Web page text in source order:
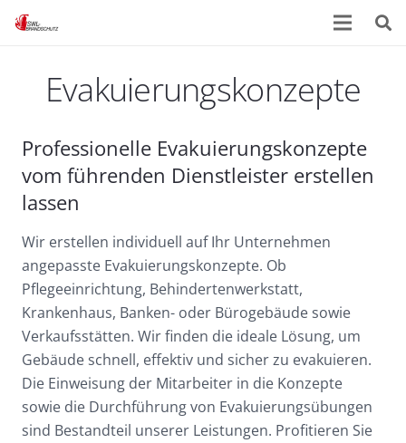
Evakuierungskonzepte
Professionelle Evakuierungskonzepte
vom führenden Dienstleister erstellen
lassen
Wir erstellen individuell auf Ihr Unternehmen
angepasste Evakuierungskonzepte. Ob
Pflegeeinrichtung, Behindertenwerkstatt,
Krankenhaus, Banken- oder Bürogebäude sowie
Verkaufsstätten. Wir finden die ideale Lösung, um
Gebäude schnell, effektiv und sicher zu evakuieren.
Die Einweisung der Mitarbeiter in die Konzepte
sowie die Durchführung von Evakuierungsübungen
sind Bestandteil unserer Leistungen. Profitieren Sie